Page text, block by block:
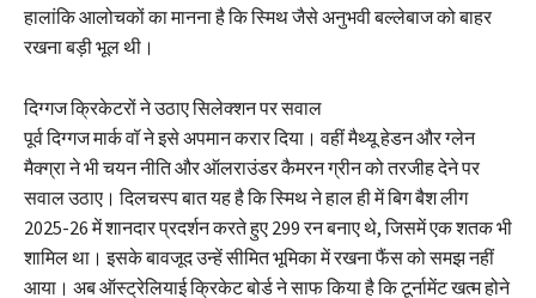
हालांकि आलोचकों का मानना है कि स्मिथ जैसे अनुभवी बल्लेबाज को बाहर
रखना बड़ी भूल थी।
दिग्गज क्रिकेटरों ने उठाए सिलेक्शन पर सवाल
पूर्व दिग्गज मार्क वॉ ने इसे अपमान करार दिया। वहीं मैथ्यू हेडन और ग्लेन
मैक्ग्रा ने भी चयन नीति और ऑलराउंडर कैमरन ग्रीन को तरजीह देने पर
सवाल उठाए। दिलचस्प बात यह है कि स्मिथ ने हाल ही में बिग बैश लीग
2025-26 में शानदार प्रदर्शन करते हुए 299 रन बनाए थे, जिसमें एक शतक भी
शामिल था। इसके बावजूद उन्हें सीमित भूमिका में रखना फैंस को समझ नहीं
आया। अब ऑस्ट्रेलियाई क्रिकेट बोर्ड ने साफ किया है कि टूर्नामेंट खत्म होने